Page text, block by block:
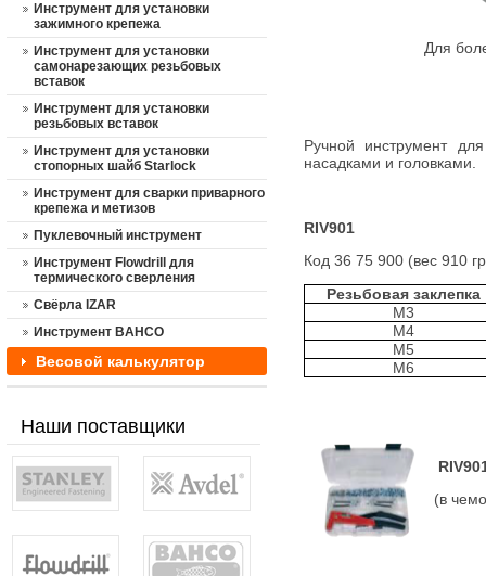
Для
Ручной инструмент
насадками и головками.
RIV901
Код 36 75 900 (вес 910
Резьбовая заклепка
М3
М4
М5
М6
(в
Инструмент для установки
зажимного крепежа
Инструмент для установки
самонарезающих резьбовых
вставок
Инструмент для установки
резьбовых вставок
Инструмент для установки
стопорных шайб Starlock
Инструмент для сварки приварного
крепежа и метизов
Пуклевочный инструмент
Инструмент Flowdrill для
термического сверления
Свёрла IZAR
Инструмент BAHCO
Весовой калькулятор
Наши поставщики